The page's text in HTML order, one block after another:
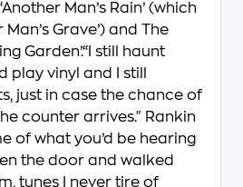
Man’s Rain’ (which
Grave’) and The
Garden’.“I still haunt
play vinyl and I still
just in case the chance of
counter arrives." Rankin
of what you’d be hearing
the door and walked
tunes I never tire of